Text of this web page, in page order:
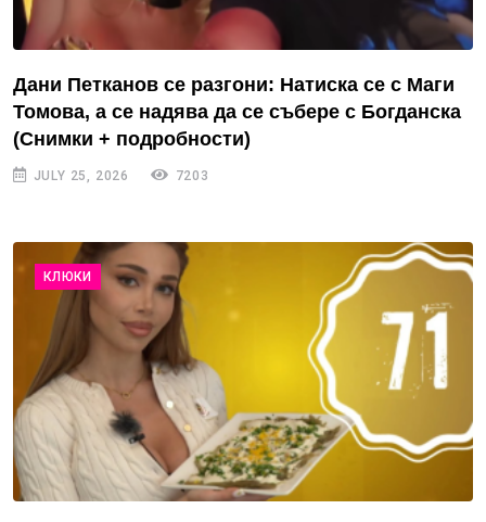
Дани Петканов се разгони: Натиска се с Маги
Томова, а се надява да се събере с Богданска
(Снимки + подробности)
JULY 25, 2026 7203
КЛЮКИ